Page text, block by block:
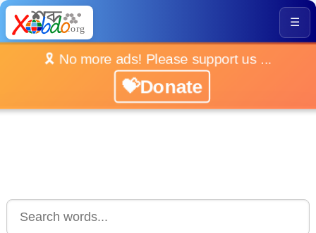
☰
🎗️ No more ads! Please support us ...
💝Donate